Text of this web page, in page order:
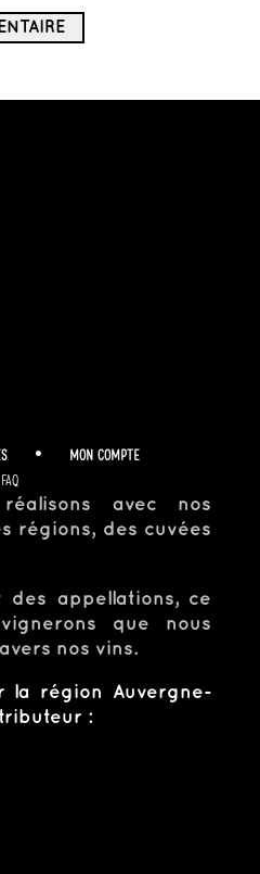
•
MON COMPTE
FAQ
avec nos
régions, des cuvées
des appellations, ce
que nous
nos vins.
la région Auvergne-
: